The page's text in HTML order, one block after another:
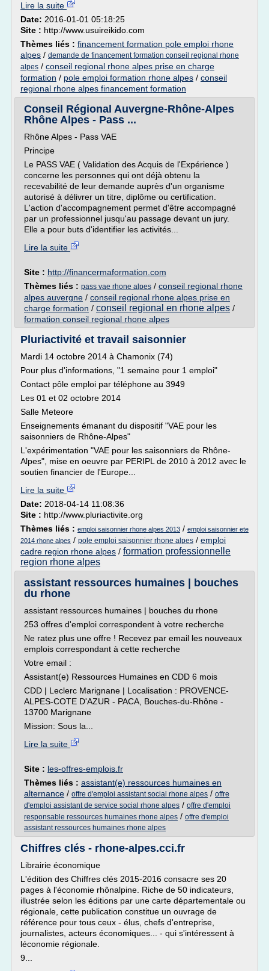
Lire la suite
Date: 2016-01-01 05:18:25
Site : http://www.usuireikido.com
Thèmes liés : financement formation pole emploi rhone
alpes / demande de financement formation conseil regional rhone
alpes / conseil regional rhone alpes prise en charge
formation / pole emploi formation rhone alpes / conseil
regional rhone alpes financement formation
Conseil Régional Auvergne-Rhône-Alpes
Rhône Alpes - Pass ...
Rhône Alpes - Pass VAE
Principe
Le PASS VAE ( Validation des Acquis de l'Expérience )
concerne les personnes qui ont déjà obtenu la
recevabilité de leur demande auprès d'un organisme
autorisé à délivrer un titre, diplôme ou certification.
L'action d'accompagnement permet d'être accompagné
par un professionnel jusqu'au passage devant un jury.
Elle a pour buts d'identifier les activités...
Lire la suite
Site : http://financermaformation.com
Thèmes liés : pass vae rhone alpes / conseil regional rhone
alpes auvergne / conseil regional rhone alpes prise en
charge formation / conseil regional en rhone alpes /
formation conseil regional rhone alpes
Pluriactivité et travail saisonnier
Mardi 14 octobre 2014 à Chamonix (74)
Pour plus d'informations, "1 semaine pour 1 emploi"
Contact pôle emploi par téléphone au 3949
Les 01 et 02 octobre 2014
Salle Meteore
Enseignements émanant du dispositif "VAE pour les
saisonniers de Rhône-Alpes"
L'expérimentation "VAE pour les saisonniers de Rhône-
Alpes", mise en oeuvre par PERIPL de 2010 à 2012 avec le
soutien financier de l'Europe...
Lire la suite
Date: 2018-04-14 11:08:36
Site : http://www.pluriactivite.org
Thèmes liés : emploi saisonnier rhone alpes 2013 / emploi saisonnier ete
2014 rhone alpes / pole emploi saisonnier rhone alpes / emploi
cadre region rhone alpes / formation professionnelle
region rhone alpes
assistant ressources humaines | bouches
du rhone
assistant ressources humaines | bouches du rhone
253 offres d'emploi correspondent à votre recherche
Ne ratez plus une offre ! Recevez par email les nouveaux
emplois correspondant à cette recherche
Votre email :
Assistant(e) Ressources Humaines en CDD 6 mois
CDD | Leclerc Marignane | Localisation : PROVENCE-
ALPES-COTE D'AZUR - PACA, Bouches-du-Rhône -
13700 Marignane
Mission: Sous la...
Lire la suite
Site : les-offres-emplois.fr
Thèmes liés : assistant(e) ressources humaines en
alternance / offre d'emploi assistant social rhone alpes / offre
d'emploi assistant de service social rhone alpes / offre d'emploi
responsable ressources humaines rhone alpes / offre d'emploi
assistant ressources humaines rhone alpes
Chiffres clés - rhone-alpes.cci.fr
Librairie économique
L'édition des Chiffres clés 2015-2016 consacre ses 20
pages à l'économie rhônalpine. Riche de 50 indicateurs,
illustrée selon les éditions par une carte départementale ou
régionale, cette publication constitue un ouvrage de
référence pour tous ceux - élus, chefs d'entreprise,
journalistes, acteurs économiques... - qui s'intéressent à
léconomie régionale.
9...